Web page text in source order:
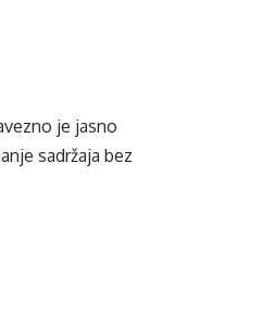
je jasno
sadržaja bez